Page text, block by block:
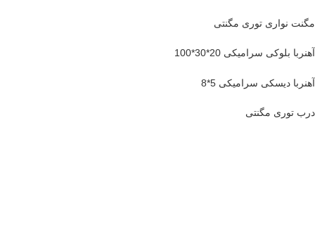
مگنت نواری توری مگنتی
آهنربا بلوکی سرامیکی 20*30*100
آهنربا دیسکی سرامیکی 5*8
درب توری مگنتی